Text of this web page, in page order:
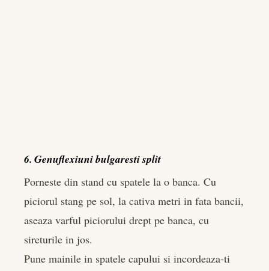
6. Genuflexiuni bulgaresti split
Porneste din stand cu spatele la o banca. Cu
piciorul stang pe sol, la cativa metri in fata bancii,
aseaza varful piciorului drept pe banca, cu
sireturile in jos.
Pune mainile in spatele capului si incordeaza-ti